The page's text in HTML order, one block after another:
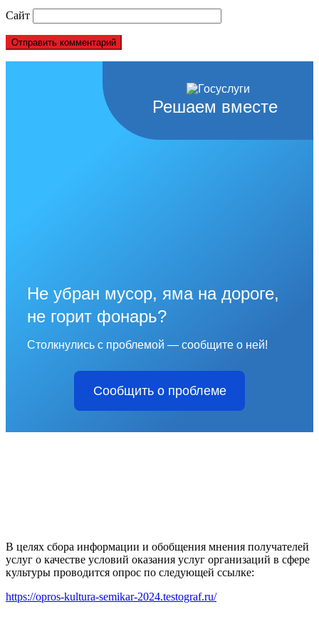
Сайт
Решаем вместе
Не убран мусор, яма на дороге,
не горит фонарь?
Столкнулись с проблемой — сообщите о ней!
Сообщить о проблеме
В целях сбора информации и обобщения мнения получателей
услуг о качестве условий оказания услуг организаций в сфере
культуры проводится опрос по следующей ссылке:
https://opros-kultura-semikar-2024.testograf.ru/